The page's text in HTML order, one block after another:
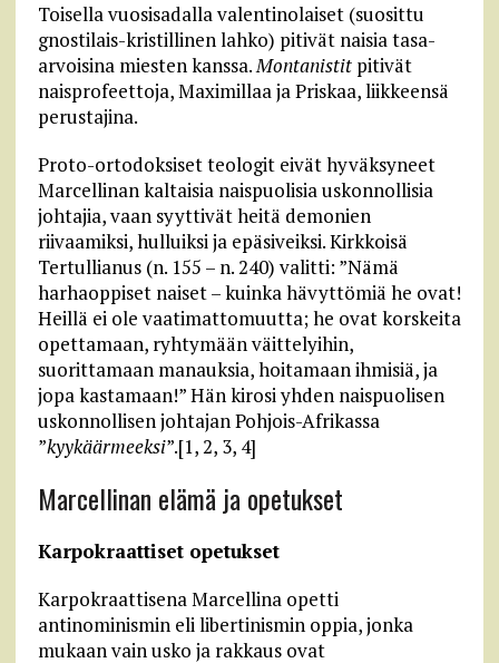
Toisella vuosisadalla valentinolaiset (suosittu
gnostilais-kristillinen lahko) pitivät naisia tasa-
arvoisina miesten kanssa.Montanistitpitivät
naisprofeettoja, Maximillaa ja Priskaa, liikkeensä
perustajina.
Proto-ortodoksiset teologit eivät hyväksyneet
Marcellinan kaltaisia naispuolisia uskonnollisia
johtajia, vaan syyttivät heitä demonien
riivaamiksi, hulluiksi ja epäsiveiksi. Kirkkoisä
Tertullianus (n. 155 – n. 240) valitti: ”Nämä
harhaoppiset naiset – kuinka hävyttömiä he ovat!
Heillä ei ole vaatimattomuutta; he ovat korskeita
opettamaan, ryhtymään väittelyihin,
suorittamaan manauksia, hoitamaan ihmisiä, ja
jopa kastamaan!” Hän kirosi yhden naispuolisen
uskonnollisen johtajan Pohjois-Afrikassa
”kyykäärmeeksi”.[1, 2, 3, 4]
Marcellinan elämä ja opetukset
Karpokraattiset opetukset
Karpokraattisena Marcellina opetti
antinominismin eli libertinismin oppia, jonka
mukaan vain usko ja rakkaus ovat